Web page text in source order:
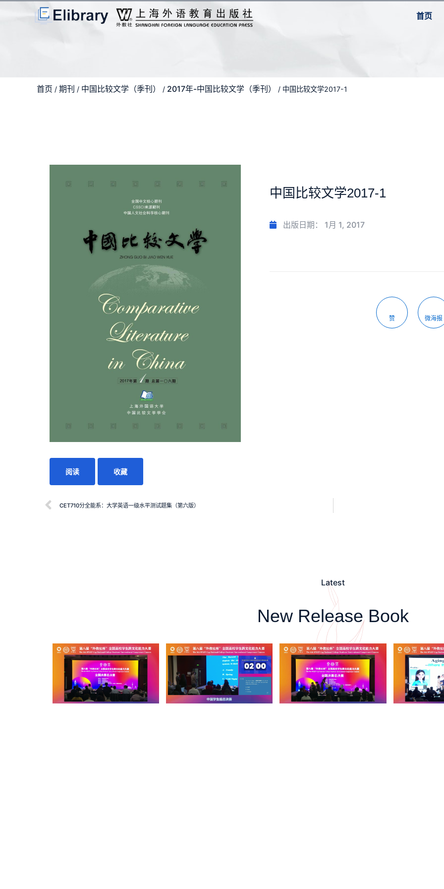
首页
首页 / 期刊 / 中国比较文学（季刊） / 2017年-中国比较文学（季刊） / 中国比较文学2017-1
阅读 收藏
中国比较文学2017-1
出版日期： 1月 1, 2017
赞 微海报
CET710分全能系：大学英语一级水平测试题集（第六版）
Latest
New Release Book